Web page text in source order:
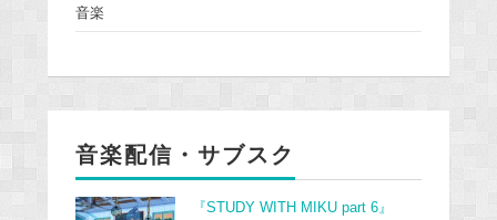
音楽
音楽配信・サブスク
『STUDY WITH MIKU part 6』